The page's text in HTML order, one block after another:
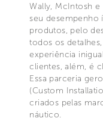
Wally, McIntosh
seu desempenho
produtos, pelo
todos os
experiência
clientes, além, é
Essa parceria
(Custom
criados pelas
náutico.